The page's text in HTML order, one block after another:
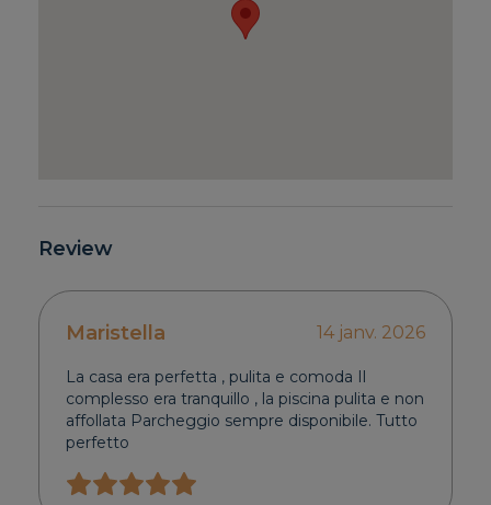
Review
Maristella 14 janv. 2026
La casa era perfetta , pulita e comoda Il
complesso era tranquillo , la piscina pulita e non
affollata Parcheggio sempre disponibile. Tutto
perfetto